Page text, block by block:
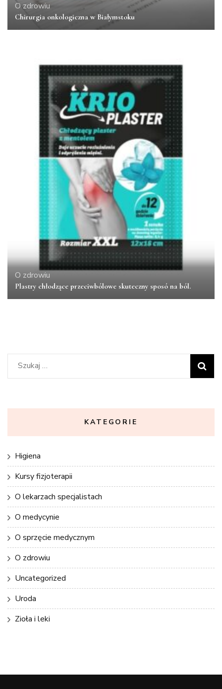
O zdrowiu
Chirurgia onkologiczna w Białymstoku
O zdrowiu
Plastry chłodzące przeciwbólowe skuteczny sposó na ból.
Szukaj:
KATEGORIE
Higiena
Kursy fizjoterapii
O lekarzach specjalistach
O medycynie
O sprzęcie medycznym
O zdrowiu
Uncategorized
Uroda
Zioła i leki